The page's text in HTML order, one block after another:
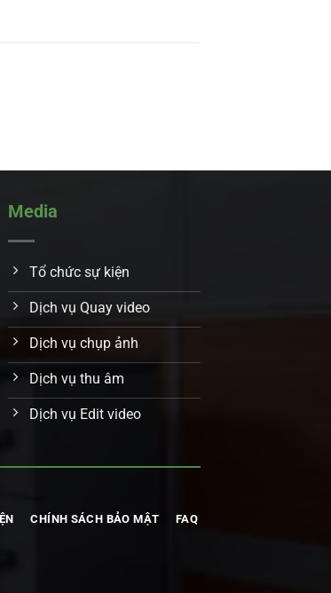
Media
Tổ chức sự kiện
Dịch vụ Quay video
Dịch vụ chụp ảnh
Dịch vụ thu âm
Dịch vụ Edit video
CHÍNH SÁCH BẢO MẬT FAQ